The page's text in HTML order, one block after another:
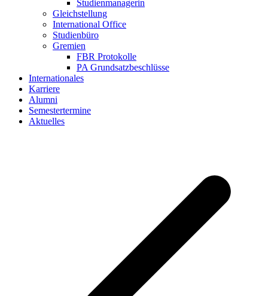
Studienmanagerin
Gleichstellung
International Office
Studienbüro
Gremien
FBR Protokolle
PA Grundsatzbeschlüsse
Internationales
Karriere
Alumni
Semestertermine
Aktuelles